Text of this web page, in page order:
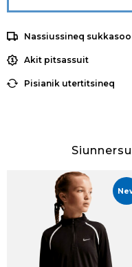
Nassiussineq
Akit pitsassuit
Pisianik utertitsineq